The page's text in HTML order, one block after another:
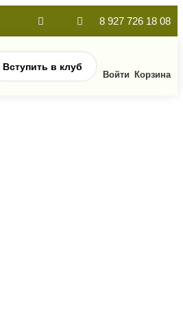
8 927 726 18 08
Вступить в клуб
Войти Корзина